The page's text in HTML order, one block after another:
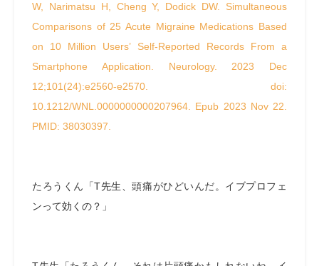
W, Narimatsu H, Cheng Y, Dodick DW. Simultaneous
Comparisons of 25 Acute Migraine Medications Based
on 10 Million Users’ Self-Reported Records From a
Smartphone Application. Neurology. 2023 Dec
12;101(24):e2560-e2570. doi:
10.1212/WNL.0000000000207964. Epub 2023 Nov 22.
PMID: 38030397.
たろうくん「T先生、頭痛がひどいんだ。イブプロフェ
ンって効くの？」